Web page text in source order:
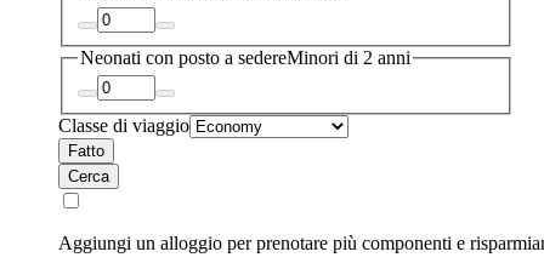
Neonati con posto a sedereMinori di 2 anni
Classe di viaggio
Fatto
Cerca
Aggiungi un alloggio per prenotare più componenti e